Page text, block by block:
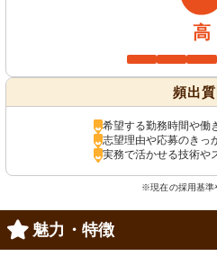
高
頻出質
希望する勤務時間や働
志望理由や応募のきっ
実務で活かせる技術や
※現在の採用基準
魅力・特徴